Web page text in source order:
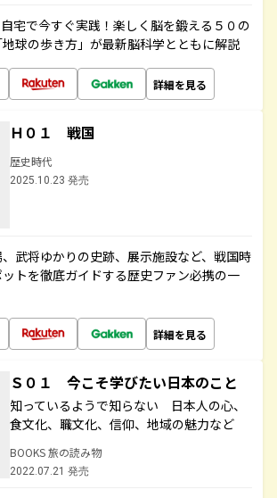
宅で今すぐ実践！楽しく脳を鍛える５０の
地球の歩き方」が最新脳科学とともに解説
詳細を見る
Ｈ０１ 戦国
歴史時代
2025.10.23 発売
武将ゆかりの史跡、展示施設など、戦国時
トを徹底ガイドする歴史ファン必携の一
詳細を見る
Ｓ０１ 今こそ学びたい日本のこと
知っているようで知らない 日本人の心、
食文化、職文化、信仰、地域の魅力など
BOOKS 旅の読み物
2022.07.21 発売